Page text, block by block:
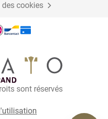
des cookies
sont réservés